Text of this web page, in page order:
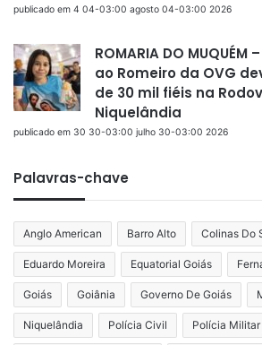
publicado em 4 04-03:00 agosto 04-03:00 2026
ROMARIA DO
ao Romeiro da OVG
de 30 mil fiéis na
Niquelândia
publicado em 30 30-03:00 julho 30-03:00 2026
Palavras-chave
Anglo American Barro Alto Colinas Do
Eduardo Moreira Equatorial Goiás
Goiás Goiânia Governo De Goiás
Niquelândia Polícia Civil Polícia Militar